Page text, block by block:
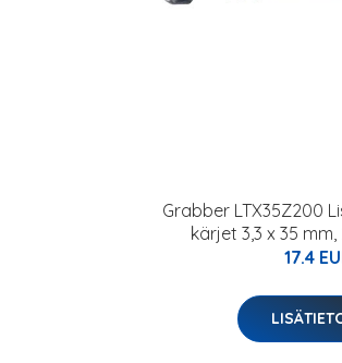
Grabber LTX35Z200
kärjet 3,3 x 35
17.4